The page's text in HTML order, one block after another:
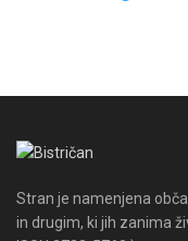
Stran je namenjena
in drugim, ki jih zanima